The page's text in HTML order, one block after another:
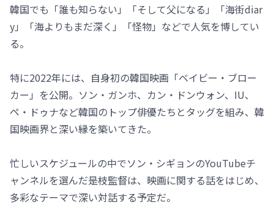
韓国でも「誰も知らない」「そして父になる」「海街diar
y」「海よりもまだ深く」「怪物」などで人気を博してい
る。
特に2022年には、自身初の韓国映画「ベイビー・ブロー
カー」を公開。ソン・ガンホ、カン・ドンウォン、IU、
ペ・ドゥナなど韓国のトップ俳優たちとタッグを組み、韓
国映画界と深い縁を築いてきた。
忙しいスケジュールの中でソン・シギョンのYouTubeチ
ャンネルを選んだ是枝監督は、映画に関する話をはじめ、
多彩なテーマで深い対話する予定だ。